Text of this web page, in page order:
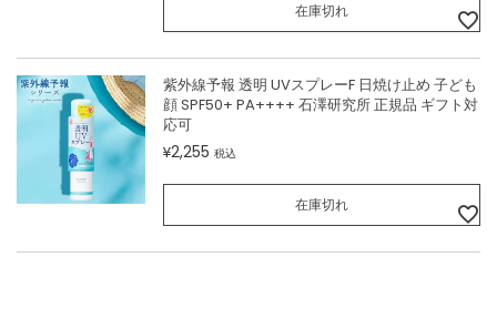
在庫切れ
紫外線予報 透明 UVスプレーF 日焼け止め 子ども
顔 SPF50+ PA++++ 石澤研究所 正規品 ギフト対
応可
¥2,255 税込
在庫切れ